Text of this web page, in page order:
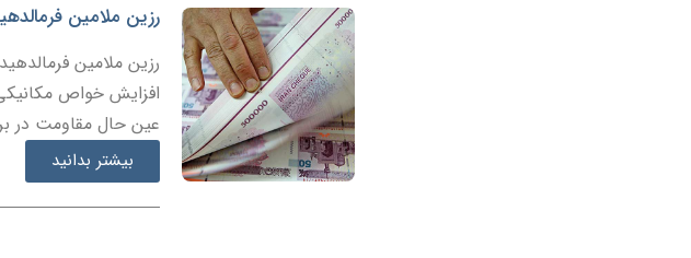
رزین ملامین
رزین ملامین
افزایش خواص
عین حال مقاومت در
بیشتر بدانید